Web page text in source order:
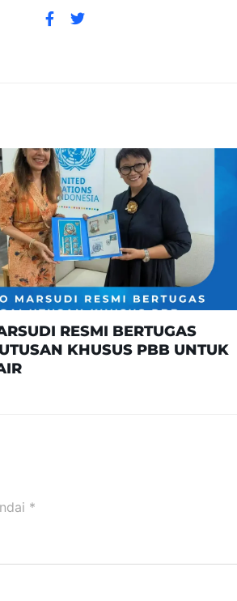
RESMI BERTUGAS
KHUSUS PBB UNTUK
*